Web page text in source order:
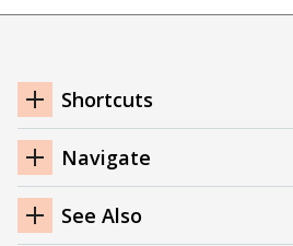
Footer
Navigation
Shortcuts
Navigate
See Also